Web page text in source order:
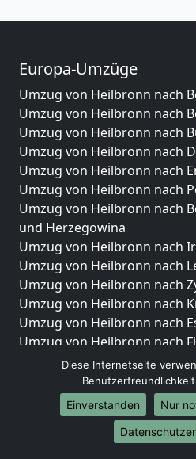
Europa-Umzüge
Umzug von Heilbronn nach
Umzug von Heilbronn nach
Umzug von Heilbronn nach
Umzug von Heilbronn nach
Umzug von Heilbronn nach
Umzug von Heilbronn nach
Umzug von Heilbronn nach
und Herzegowina
Umzug von Heilbronn nach
Umzug von Heilbronn nach
Umzug von Heilbronn nach
Umzug von Heilbronn nach
Umzug von Heilbronn nach
Umzug von Heilbronn nach
Umzug von Heilbronn nach
Umzug von Heilbronn nach
Umzug von Heilbronn nach
Umzug von Heilbronn nach
Umzug von Heilbronn nach
Diese Internetseite
Einverstanden
Nur